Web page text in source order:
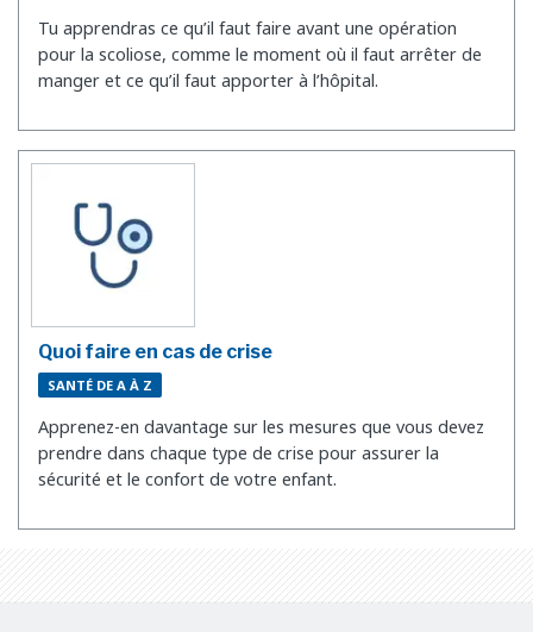
Tu apprendras ce qu’il faut faire avant une opération
pour la scoliose, comme le moment où il faut arrêter de
manger et ce qu’il faut apporter à l’hôpital.
Quoi faire en cas de crise
SANTÉ DE A À Z
Apprenez-en davantage sur les mesures que vous devez
prendre dans chaque type de crise pour assurer la
sécurité et le confort de votre enfant.